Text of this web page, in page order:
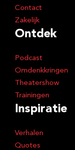
Contact
Zakelijk
Ontdek
Podcast
Omdenkkringen
Theatershow
Trainingen
Inspiratie
Verhalen
Quotes